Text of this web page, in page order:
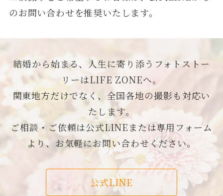
のお問い合わせを推奨いたします。
結婚から始まる、人生に寄り添うフォトストー
リーはLIFE ZONEへ。
関東地方だけでなく、全国各地の撮影も対応い
たします。
ご相談・ご依頼は公式LINEまたは専用フォーム
より、お気軽にお問い合わせください。
公式LINE